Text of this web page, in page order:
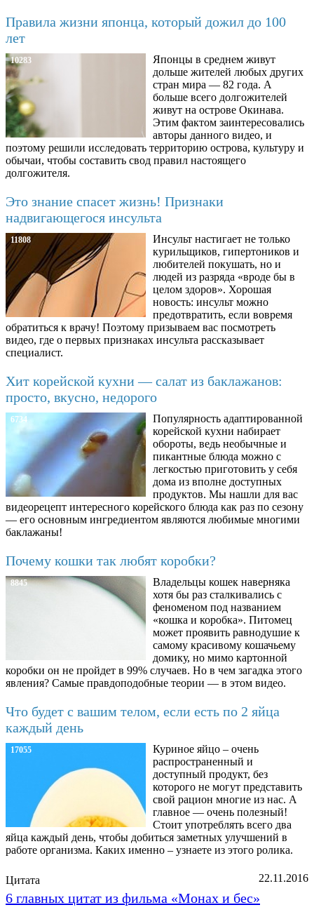
Правила жизни японца, который дожил до 100
лет
10283
Японцы в среднем живут
дольше жителей любых других
стран мира — 82 года. А
больше всего долгожителей
живут на острове Окинава.
Этим фактом заинтересовались
авторы данного видео, и
поэтому решили исследовать территорию острова, культуру и
обычаи, чтобы составить свод правил настоящего
долгожителя.
Это знание спасет жизнь! Признаки
надвигающегося инсульта
11808
Инсульт настигает не только
курильщиков, гипертоников и
любителей покушать, но и
людей из разряда «вроде бы в
целом здоров». Хорошая
новость: инсульт можно
предотвратить, если вовремя
обратиться к врачу! Поэтому призываем вас посмотреть
видео, где о первых признаках инсульта рассказывает
специалист.
Хит корейской кухни — салат из баклажанов:
просто, вкусно, недорого
6734
Популярность адаптированной
корейской кухни набирает
обороты, ведь необычные и
пикантные блюда можно с
легкостью приготовить у себя
дома из вполне доступных
продуктов. Мы нашли для вас
видеорецепт интересного корейского блюда как раз по сезону
— его основным ингредиентом являются любимые многими
баклажаны!
Почему кошки так любят коробки?
8845
Владельцы кошек наверняка
хотя бы раз сталкивались с
феноменом под названием
«кошка и коробка». Питомец
может проявить равнодушие к
самому красивому кошачьему
домику, но мимо картонной
коробки он не пройдет в 99% случаев. Но в чем загадка этого
явления? Самые правдоподобные теории — в этом видео.
Что будет с вашим телом, если есть по 2 яйца
каждый день
17055
Куриное яйцо – очень
распространенный и
доступный продукт, без
которого не могут представить
свой рацион многие из нас. А
главное — очень полезный!
Стоит употреблять всего два
яйца каждый день, чтобы добиться заметных улучшений в
работе организма. Каких именно – узнаете из этого ролика.
22.11.2016
Цитата
6 главных цитат из фильма «Монах и бес»